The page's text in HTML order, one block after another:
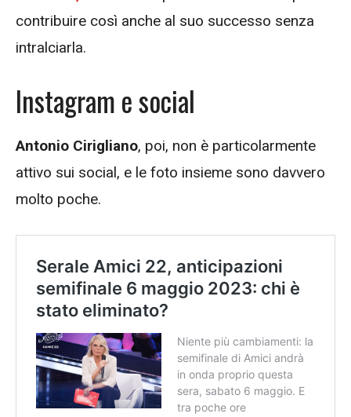
contribuire così anche al suo successo senza
intralciarla.
Instagram e social
Antonio Cirigliano, poi, non è particolarmente
attivo sui social, e le foto insieme sono davvero
molto poche.